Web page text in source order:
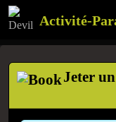
Activité-
Jeter